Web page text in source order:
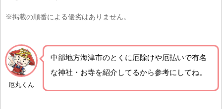
※掲載の順番による優劣はありません。
厄丸くん
中部地方海津市のとくに厄除けや厄払いで有名
な神社・お寺を紹介 してるから参考にしてね。